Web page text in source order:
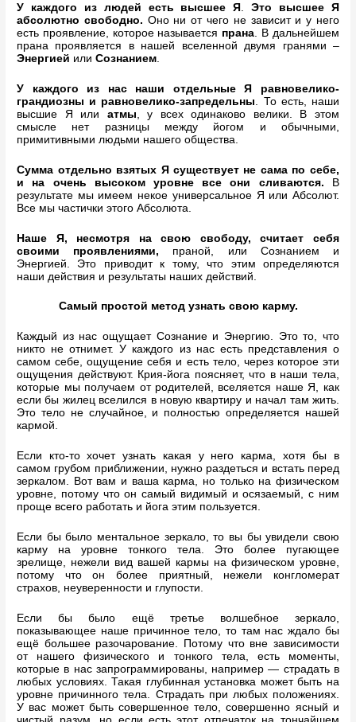
У каждого из людей есть высшее Я .Это высшее Я
абсолютно свободно. Оно ни от чего не зависит и у него
есть проявление, которое называется прана . В дальнейшем
прана проявляется в нашей вселенной двумя гранями –
Энергией или Сознанием
У каждого из нас наши отдельные Я равновелико-
грандиозны и равновелико-запредельны . То есть, наши
высшие Я или атмы , у всех одинаково велики. В этом
смысле нет разницы между йогом и обычными,
примитивными людьми нашего общества.
Сумма отдельно взятых Я существует не сама по себе,
и на очень высоком уровне все они сливаются. В
результате мы имеем некое универсальное Я или Абсолют.
Все мы частички этого Абсолюта.
Наше Я, несмотря на свою свободу, считает себя
своими проявлениями, праной, или Сознанием и
Энергией. Это приводит к тому, что этим определяются
наши действия и результаты наших действий.
Самый простой метод узнать свою карму.
Каждый из нас ощущает Сознание и Энергию. Это то, что
никто не отнимет. У каждого из нас есть представления о
самом себе, ощущение себя и есть тело, через которое эти
ощущения действуют. Крия-йога поясняет, что в наши тела,
которые мы получаем от родителей, вселяется наше Я, как
если бы жилец вселился в новую квартиру и начал там жить.
Это тело не случайное, и полностью определяется нашей
кармой.
Если кто-то хочет узнать какая у него карма, хотя бы в
самом грубом приближении, нужно раздеться и встать перед
зеркалом. Вот вам и ваша карма, но только на физическом
уровне, потому что он самый видимый и осязаемый, с ним
проще всего работать и йога этим пользуется.
Если бы было ментальное зеркало, то вы бы увидели свою
карму на уровне тонкого тела. Это более пугающее
зрелище, нежели вид вашей кармы на физическом уровне,
потому что он более приятный, нежели конгломерат
страхов, неуверенности и глупости.
Если бы было ещё третье волшебное зеркало,
показывающее наше причинное тело, то там нас ждало бы
ещё большее разочарование. Потому что вне зависимости
от нашего физического и тонкого тела, есть моменты,
которые в нас запрограммированы, например — страдать в
любых условиях. Такая глубинная установка может быть на
уровне причинного тела. Страдать при любых положениях.
У вас может быть совершенное тело, совершенно ясный и